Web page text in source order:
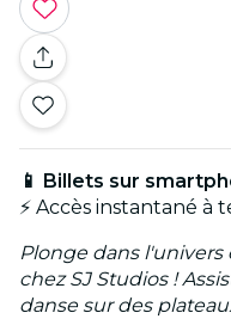
📱 Billets sur
⚡ Accès instantané à
Plonge dans
chez SJ Studios !
danse sur des